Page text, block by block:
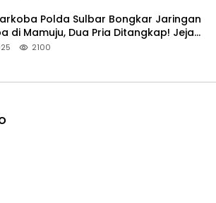
Polda Sulbar Bongkar Jaringan
di Mamuju, Dua Pria Ditangkap! Jejak
2100